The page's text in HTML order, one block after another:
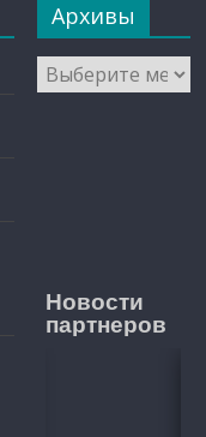
Архивы
Архивы
Новости
партнеров